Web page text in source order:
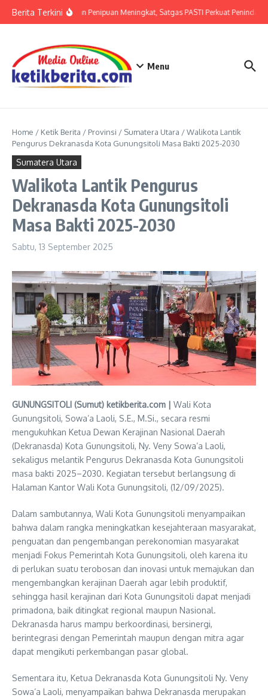
Berita TerkiniAncaman Penipuan Meningkat, Satgas PASTI Perkuat Penindakan
Menu
Home / Ketik Berita / Provinsi / Sumatera Utara /Walikota Lantik
Pengurus Dekranasda Kota Gunungsitoli Masa Bakti 2025-2030
Sumatera Utara
Walikota Lantik Pengurus
Dekranasda Kota Gunungsitoli
Masa Bakti 2025-2030
Sabtu, 13 September 2025
GUNUNGSITOLI (Sumut) ketikberita.com | Wali Kota
Gunungsitoli, Sowa’a Laoli, S.E., M.Si., secara resmi
mengukuhkan Ketua Dewan Kerajinan Nasional Daerah
(Dekranasda) Kota Gunungsitoli, Ny. Veny Sowa’a Laoli,
sekaligus melantik Pengurus Dekranasda Kota Gunungsitoli
masa bakti 2025–2030. Kegiatan tersebut berlangsung di
Halaman Kantor Wali Kota Gunungsitoli, (12/09/2025).
Dalam sambutannya, Wali Kota Gunungsitoli menyampaikan
bahwa dalam rangka meningkatkan kesejahteraan masyarakat,
penguatan dan pengembangan perekonomian masyarakat
menjadi Fokus Pemerintah Kota Gunungsitoli, oleh karena itu
di perlukan suatu terobosan dan inovasi untuk memajukan dan
mengembangkan kerajinan Daerah agar lebih produktif,
sehingga hasil kerajinan dari Kota Gunungsitoli dapat menjadi
primadona, baik ditingkat regional maupun Nasional.
Dekranasda harus mampu berkoordinasi, bersinergi,
berintegrasi dengan Pemerintah maupun dengan mitra agar
dapat mengikuti perkembangan pasar global.
Sementara itu, Ketua Dekranasda Kota Gunungsitoli Ny. Veny
Sowa’a Laoli, menyampaikan bahwa Dekranasda merupakan